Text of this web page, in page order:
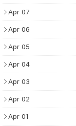
Apr 07
Apr 06
Apr 05
Apr 04
Apr 03
Apr 02
Apr 01